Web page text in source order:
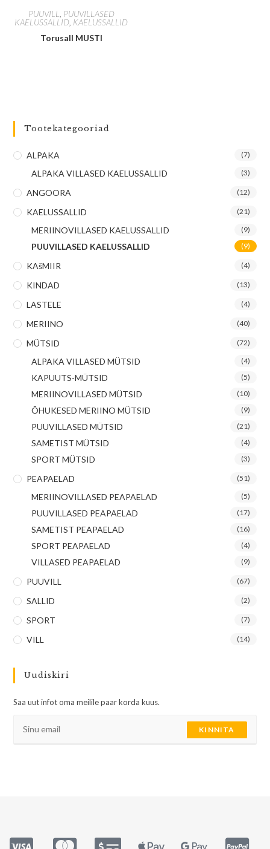
PUUVILL
PUUVILLASED
KAELUSSALLID KAELUSSALLID
Torusall MUSTI
Tootekategooriad
ALPAKA (7)
ALPAKA VILLASED KAELUSSALLID (3)
ANGOORA (12)
KAELUSSALLID (21)
MERIINOVILLASED KAELUSSALLID (9)
PUUVILLASED KAELUSSALLID (9)
KAšMIIR (4)
KINDAD (13)
LASTELE (4)
MERIINO (40)
MÜTSID (72)
ALPAKA VILLASED MÜTSID (4)
KAPUUTS-MÜTSID (5)
MERIINOVILLASED MÜTSID (10)
ÕHUKESED MERIINO MÜTSID (9)
PUUVILLASED MÜTSID (21)
SAMETIST MÜTSID (4)
SPORT MÜTSID (3)
PEAPAELAD (51)
MERIINOVILLASED PEAPAELAD (5)
PUUVILLASED PEAPAELAD (17)
SAMETIST PEAPAELAD (16)
SPORT PEAPAELAD (4)
VILLASED PEAPAELAD (9)
PUUVILL (67)
SALLID (2)
SPORT (7)
VILL (14)
Uudiskiri
Saa uut infot oma meilile paar korda kuus.
KINNITA